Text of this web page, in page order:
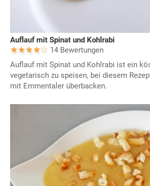
Auflauf mit Spinat und Kohlrabi
14 Bewertungen
Auflauf mit Spinat und Kohlrabi ist ein
vegetarisch zu speisen, bei diesem
mit Emmentaler überbacken.